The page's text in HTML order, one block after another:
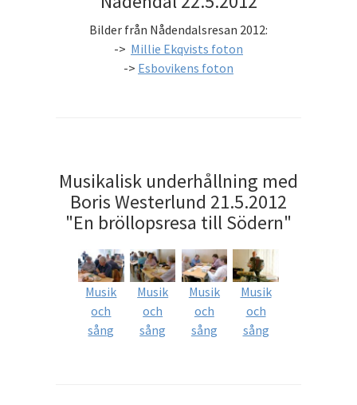
Bilder från Nådendalsresan 2012:
-> Millie Ekqvists foton
-> Esbovikens foton
Musikalisk underhållning med
Boris Westerlund 21.5.2012
"En bröllopsresa till Södern"
Musik
och
sång
Musik
och
sång
Musik
och
sång
Musik
och
sång